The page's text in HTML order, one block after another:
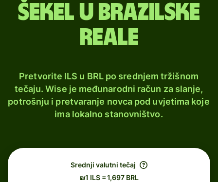
šekel u brazilske
reale
Pretvorite ILS u BRL po srednjem tržišnom
tečaju. Wise je međunarodni račun za slanje,
potrošnju i pretvaranje novca pod uvjetima koje
ima lokalno stanovništvo.
Srednji valutni tečaj
₪1 ILS = 1,697 BRL